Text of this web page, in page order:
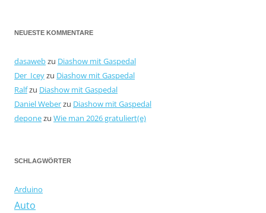
NEUESTE KOMMENTARE
dasawebzu Diashow mit Gaspedal
Der_Iceyzu Diashow mit Gaspedal
Ralfzu Diashow mit Gaspedal
Daniel Weberzu Diashow mit Gaspedal
deponezu Wie man 2026 gratuliert(e)
SCHLAGWÖRTER
Arduino
Auto